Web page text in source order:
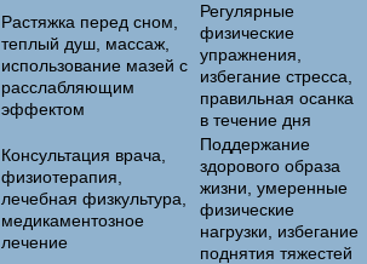
Растяжка перед сном,
теплый душ, массаж,
использование мазей с
расслабляющим
эффектом
Регулярные
физические
упражнения,
избегание стресса,
правильная осанка
в течение дня
Консультация врача,
физиотерапия,
лечебная физкультура,
медикаментозное
лечение
Поддержание
здорового образа
жизни, умеренные
физические
нагрузки, избегание
поднятия тяжестей